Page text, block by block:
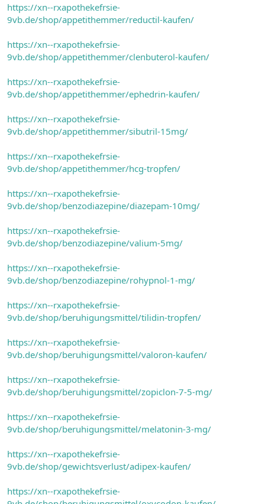
https://xn--rxapothekefrsie-
9vb.de/shop/appetithemmer/reductil-kaufen/
https://xn--rxapothekefrsie-
9vb.de/shop/appetithemmer/clenbuterol-kaufen/
https://xn--rxapothekefrsie-
9vb.de/shop/appetithemmer/ephedrin-kaufen/
https://xn--rxapothekefrsie-
9vb.de/shop/appetithemmer/sibutril-15mg/
https://xn--rxapothekefrsie-
9vb.de/shop/appetithemmer/hcg-tropfen/
https://xn--rxapothekefrsie-
9vb.de/shop/benzodiazepine/diazepam-10mg/
https://xn--rxapothekefrsie-
9vb.de/shop/benzodiazepine/valium-5mg/
https://xn--rxapothekefrsie-
9vb.de/shop/benzodiazepine/rohypnol-1-mg/
https://xn--rxapothekefrsie-
9vb.de/shop/beruhigungsmittel/tilidin-tropfen/
https://xn--rxapothekefrsie-
9vb.de/shop/beruhigungsmittel/valoron-kaufen/
https://xn--rxapothekefrsie-
9vb.de/shop/beruhigungsmittel/zopiclon-7-5-mg/
https://xn--rxapothekefrsie-
9vb.de/shop/beruhigungsmittel/melatonin-3-mg/
https://xn--rxapothekefrsie-
9vb.de/shop/gewichtsverlust/adipex-kaufen/
https://xn--rxapothekefrsie-